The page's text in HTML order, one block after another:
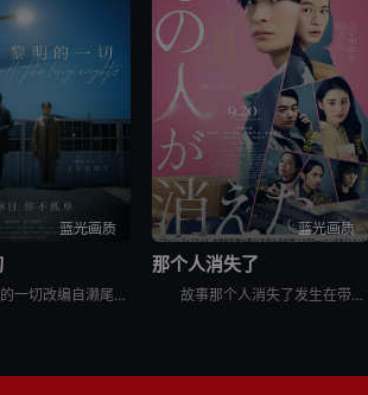
蓝光画质
电影黎明的一切改编自濑尾麻衣子的同名小说，讲述拥有常人难以理解的疾病和烦恼的同事二人互相帮助度过各自创伤的故事。患有经前综合征的藤沢美纱，因为刚转职来的山添孝俊做的某件事而爆发怒火。陷入自我厌恶的
蓝光画质
那个人消失了
故事那个人消失了发生在带有“人一个接一个消失”传说的公寓里，讲述了青年投递员丸子在每天出入公寓的过程中，偶然得知了可疑住户的“秘密”。以那一天为界，他被卷入了意想不到的大事件…